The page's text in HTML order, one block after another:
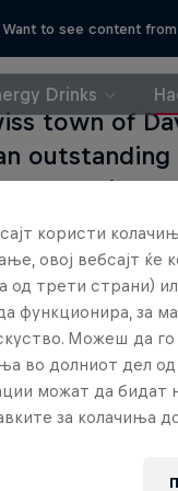
Want to see content
Drinks
town of
of
Sina Frei,
користи
овој вебсајт ќе
од трети страни)
функционира, за
Можеш да
во долниот дел
можат да бидат
за колачиња